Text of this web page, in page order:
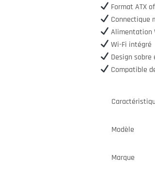
Format ATX
Connectique
Alimentation
Wi-Fi intégré
Design
Compatible
Modèle
Marque